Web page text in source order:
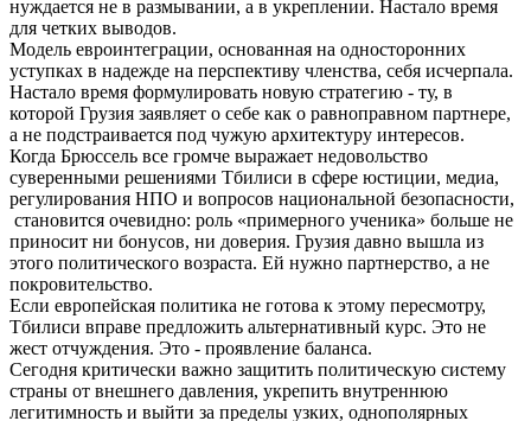
нуждается не в размывании, а в укреплении. Настало время
для четких выводов.
Модель евроинтеграции, основанная на односторонних
уступках в надежде на перспективу членства, себя исчерпала.
Настало время формулировать новую стратегию - ту, в
которой Грузия заявляет о себе как о равноправном партнере,
а не подстраивается под чужую архитектуру интересов.
Когда Брюссель все громче выражает недовольство
суверенными решениями Тбилиси в сфере юстиции, медиа,
регулирования НПО и вопросов национальной безопасности,
становится очевидно: роль «примерного ученика» больше не
приносит ни бонусов, ни доверия. Грузия давно вышла из
этого политического возраста. Ей нужно партнерство, а не
покровительство.
Если европейская политика не готова к этому пересмотру,
Тбилиси вправе предложить альтернативный курс. Это не
жест отчуждения. Это - проявление баланса.
Сегодня критически важно защитить политическую систему
страны от внешнего давления, укрепить внутреннюю
легитимность и выйти за пределы узких, однополярных